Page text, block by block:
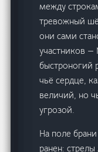
между
тревожный
они сами
участников
быстроногий
чьё сердце,
величий, но
угрозой.
На поле
ранен: